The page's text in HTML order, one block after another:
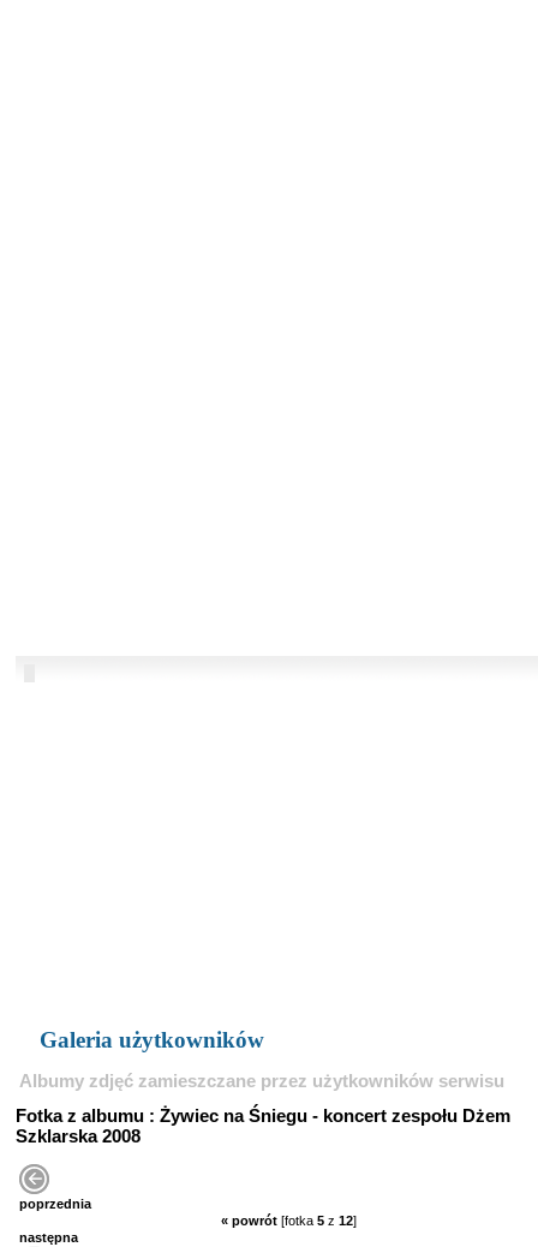
Galeria użytkowników
Albumy zdjęć zamieszczane przez użytkowników serwisu
Fotka z albumu : Żywiec na Śniegu - koncert zespołu Dżem
Szklarska 2008
poprzednia
« powrót [fotka 5 z 12]
następna